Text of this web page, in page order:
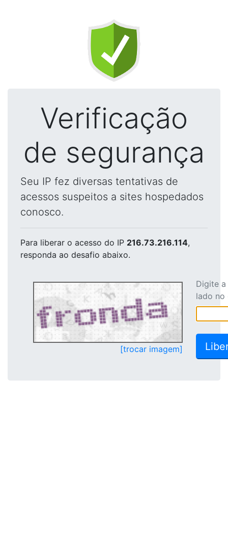
Verificação
de segurança
Seu IP fez diversas tentativas de
acessos suspeitos a sites hospedados
conosco.
Para liberar o acesso do IP 216.73.216.114,
responda ao desafio abaixo.
[trocar imagem]
Digite
lado no